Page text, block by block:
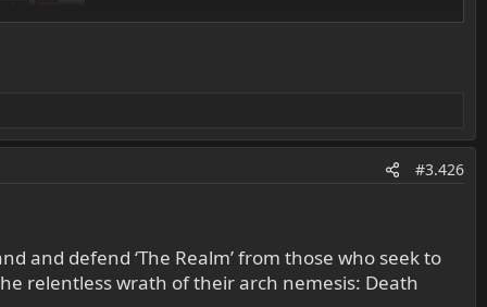
#3.426
and defend ‘The Realm’ from those who seek to
relentless wrath of their arch nemesis: Death